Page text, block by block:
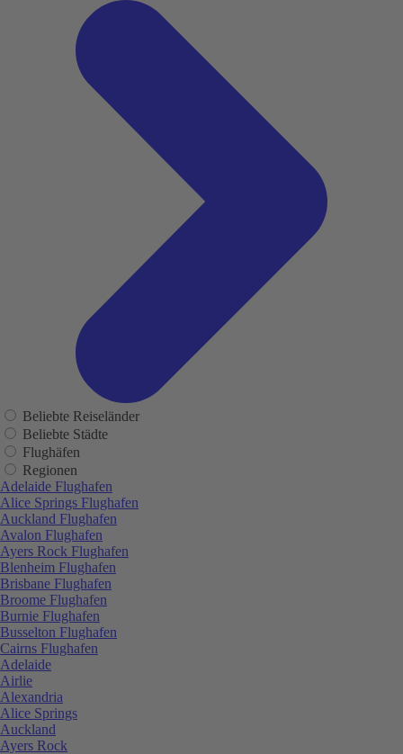
Beliebte Reiseländer
Beliebte Städte
Flughäfen
Regionen
Adelaide Flughafen
Alice Springs Flughafen
Auckland Flughafen
Avalon Flughafen
Ayers Rock Flughafen
Blenheim Flughafen
Brisbane Flughafen
Broome Flughafen
Burnie Flughafen
Busselton Flughafen
Cairns Flughafen
Adelaide
Airlie
Alexandria
Alice Springs
Auckland
Ayers Rock